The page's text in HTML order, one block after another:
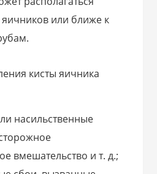
или ближе к
кисты яичника
насильственные
вмешательство и т. д.;